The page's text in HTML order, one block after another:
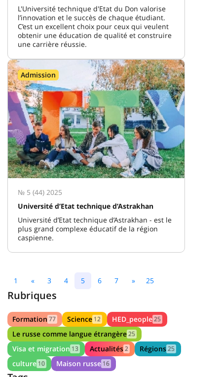
L'Université technique d'Etat du Don valorise
l’innovation et le succès de chaque étudiant.
C’est un excellent choix pour ceux qui veulent
obtenir une éducation de qualité et construire
une carrière réussie.
Admission
№ 5 (44) 2025
Université d’Etat technique d’Astrakhan
Université d’Etat technique d’Astrakhan - est le
plus grand complexe éducatif de la région
caspienne.
1 « 3 4 5 6 7 » 25
Rubriques
Formation 77 Science 12 HED_people25
Le russe comme langue étrangère25
Visa et migration 13 Actualités2 Régions25
culture 10 Maison russe 16